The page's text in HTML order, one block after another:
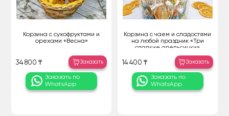
Корзина с сухофруктами и
орехами «Весна»
34 800 ₸ Заказать
Заказать по
WhatsApp
Корзина с чаем и сладостями
на любой праздник «Три
сладкие апельсинки»
14 400 ₸ Заказать
Заказать по
WhatsApp